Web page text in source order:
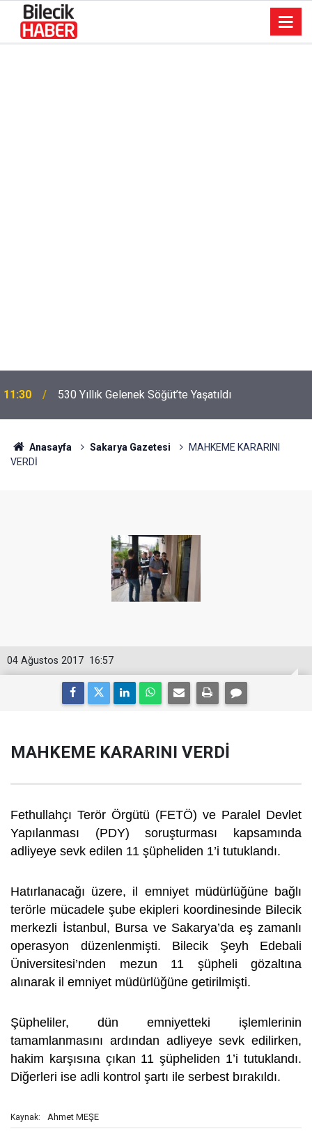
11:30 530 Yıllık Gelenek Söğüt’te Yaşatıldı
Anasayfa Sakarya Gazetesi
MAHKEME KARARINI
VERDİ
16:57
04 Ağustos 2017
MAHKEME KARARINI VERDİ
Fethullahçı Terör Örgütü (FETÖ) ve Paralel Devlet
Yapılanması (PDY) soruşturması kapsamında
adliyeye sevk edilen 11 şüpheliden 1’i tutuklandı.
Hatırlanacağı üzere, il emniyet müdürlüğüne bağlı
terörle mücadele şube ekipleri koordinesinde Bilecik
merkezli İstanbul, Bursa ve Sakarya’da eş zamanlı
operasyon düzenlenmişti. Bilecik Şeyh Edebali
Üniversitesi’nden mezun 11 şüpheli gözaltına
alınarak il emniyet müdürlüğüne getirilmişti.
Şüpheliler, dün emniyetteki işlemlerinin
tamamlanmasını ardından adliyeye sevk edilirken,
hakim karşısına çıkan 11 şüpheliden 1’i tutuklandı.
Diğerleri ise adli kontrol şartı ile serbest bırakıldı.
Kaynak: Ahmet MEŞE